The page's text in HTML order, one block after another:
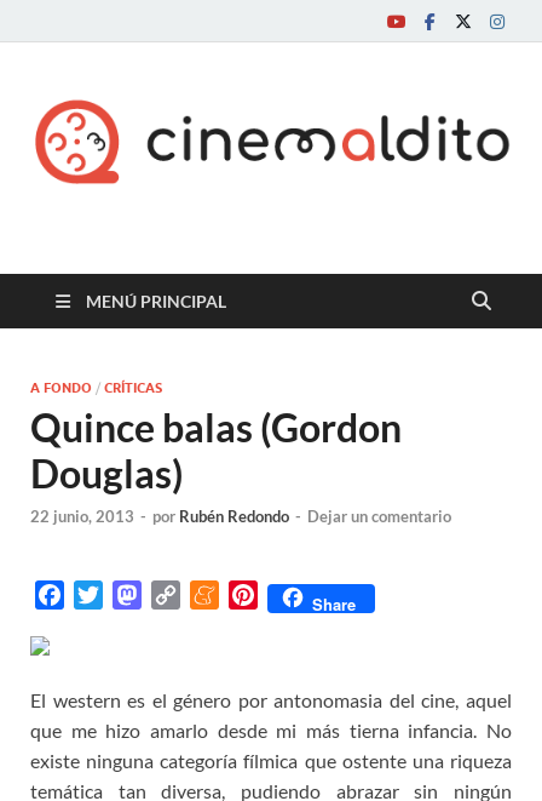
Cine maldito
MENÚ PRINCIPAL
A FONDO / CRÍTICAS
Quince balas (Gordon
Douglas)
22 junio, 2013 - por Rubén Redondo - Dejar un comentario
b
o
o
t
e
r
M
o
d
o
L
i
n
M
a
m
e
P
e
r
e
Share
El western es el género por antonomasia del cine, aquel
que me hizo amarlo desde mi más tierna infancia. No
existe ninguna categoría fílmica que ostente una riqueza
temática tan diversa, pudiendo abrazar sin ningún